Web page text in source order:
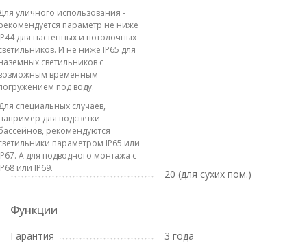
уличного использования -
параметр не ниже
для настенных и потолочных
И не ниже IP65 для
светильников с
временным
под воду.
специальных случаев,
для подсветки
рекомендуются
параметром IP65 или
А для подводного монтажа с
или IP69.
20 (для сухих пом.)
Функции
Гарантия 3 года